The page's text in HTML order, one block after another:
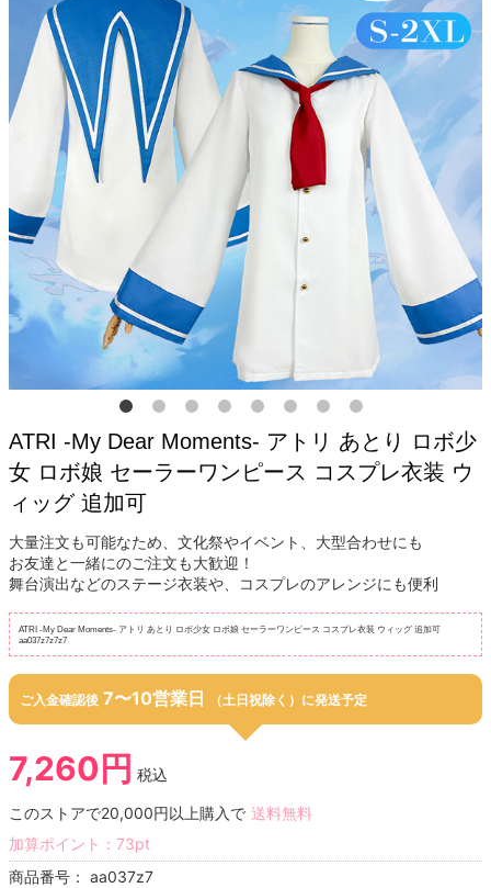
ATRI -My Dear Moments- アトリ あとり ロボ少
女 ロボ娘 セーラーワンピース コスプレ衣装 ウ
ィッグ 追加可
大量注文も可能なため、文化祭やイベント、大型合わせにも
お友達と一緒にのご注文も大歓迎！
舞台演出などのステージ衣装や、コスプレのアレンジにも便利
ATRI -My Dear Moments- アトリ あとり ロボ少女 ロボ娘 セーラーワンピース コスプレ衣装 ウィッグ 追加可
aa037z7z7z7
ご入金確認後 7〜10営業日 （土日祝除く）に発送予定
7,260円 税込
このストアで20,000円以上購入で 送料無料
加算ポイント： 73pt
商品番号： aa037z7